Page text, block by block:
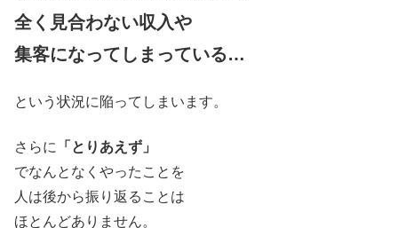
全く見合わない収入や
集客になってしまっている…
という状況に陥ってしまいます。
さらに
「とりあえず」
でなんとなくやったことを
人は後から振り返ることは
ほとんどありません。